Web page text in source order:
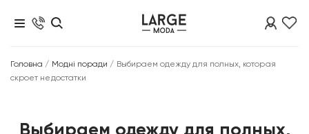
Головна / Модні поради / Выбираем одежду для полных, которая
скроет недостатки
Выбираем одежду для полных,